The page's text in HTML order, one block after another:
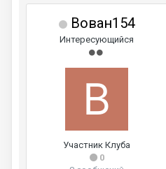
Вован154
Интересующийся
Участник Клуба
0